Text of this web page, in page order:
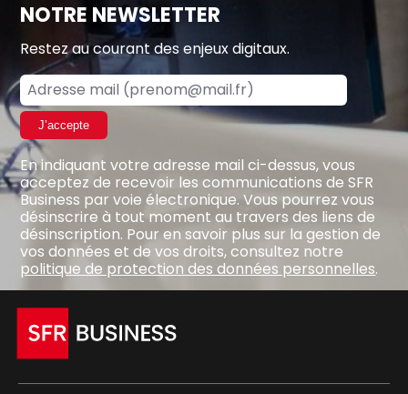
NOTRE NEWSLETTER
Restez au courant des enjeux digitaux.
J’accepte
En indiquant votre adresse mail ci-dessus, vous
acceptez de recevoir les communications de SFR
Business par voie électronique. Vous pourrez vous
désinscrire à tout moment au travers des liens de
désinscription. Pour en savoir plus sur la gestion de
vos données et de vos droits, consultez notre
politique de protection des données personnelles.